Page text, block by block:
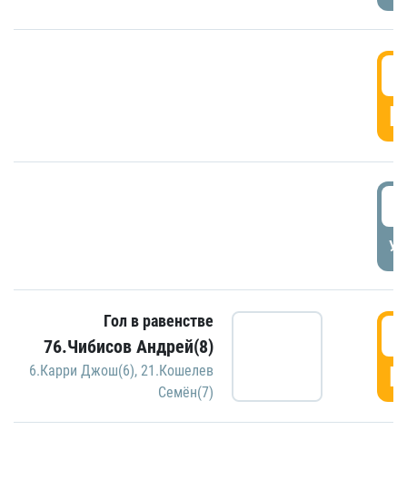
Гол в равенстве
76.Чибисов Андрей(8)
6.Карри Джош(6), 21.Кошелев
Семён(7)